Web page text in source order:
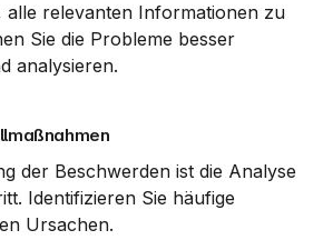
alle relevanten Informationen zu
Sie die Probleme besser
analysieren.
der Beschwerden ist die Analyse
Identifizieren Sie häufige
Ursachen.